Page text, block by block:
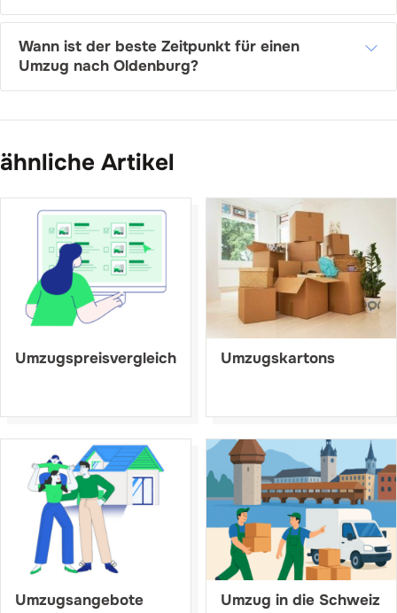
Wann ist der beste Zeitpunkt für einen
Umzug nach Oldenburg?
ähnliche Artikel
Umzugspreisvergleich Umzugskartons
Umzugsangebote Umzug in die Schweiz